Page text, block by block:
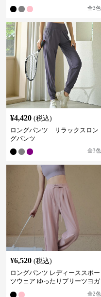
全3色
¥4,420 (税込)
ロングパンツ リラックスロン
グパンツ
全3色
¥6,520 (税込)
ロングパンツ レディーススポー
ツウェア ゆったりプリーツヨガ
全2色